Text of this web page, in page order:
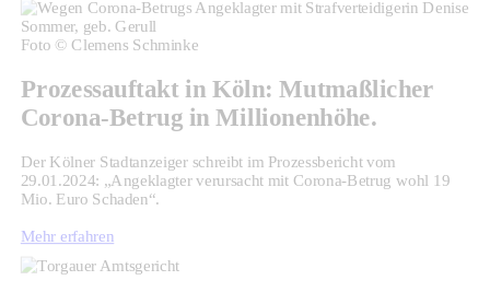
Foto © Clemens Schminke
Prozessauftakt in Köln: Mutmaßlicher
Corona-Betrug in Millionenhöhe.
Der Kölner Stadtanzeiger schreibt im Prozessbericht vom
29.01.2024: „Angeklagter verursacht mit Corona-Betrug wohl 19
Mio. Euro Schaden“.
Mehr erfahren